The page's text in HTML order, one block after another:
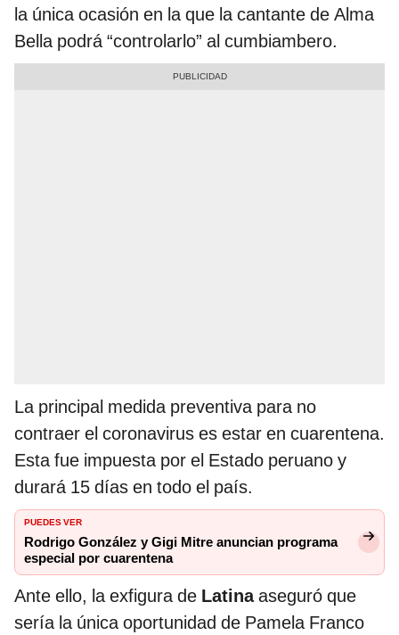
la única ocasión en la que la cantante de Alma
Bella podrá “controlarlo” al cumbiambero.
La principal medida preventiva para no
contraer el coronavirus es estar en cuarentena.
Esta fue impuesta por el Estado peruano y
durará 15 días en todo el país.
PUEDES VER
Rodrigo González y Gigi Mitre anuncian programa
especial por cuarentena
Ante ello, la exfigura de Latinaaseguró que
sería la única oportunidad de Pamela Franco